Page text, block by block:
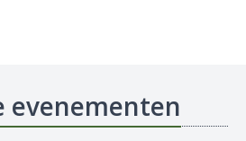
evenementen